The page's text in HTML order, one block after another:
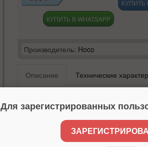
КУПИТЬ
КУПИТЬ В WHATSAPP
Производитель: Hoco
Описание Технические
Внешний аккумулятор HOCO J23
для быстрой зарядки различных
–
J23 имеет один USB разъем.
Тип: внешний аккумулятор
Для зарегистрированных